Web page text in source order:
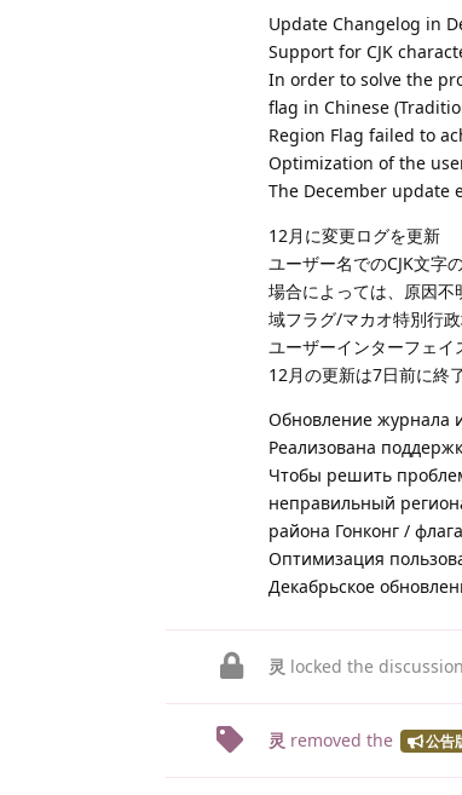
Update Changelog in
Support for CJK
In order to solve the
flag in Chinese
Region Flag failed to
Optimization of the
The December update
12月に変更ログを更新
ユーザー名でのCJK文字
場合によっては、原因
域フラグ/マカオ特別行
ユーザーインターフェイ
12月の更新は7日前に終
Обновление журнала
Реализована
Чтобы решить
неправильный
района Гонконг /
Оптимизация
Декабрьское
灵 locked the discussion
灵 removed the 公告